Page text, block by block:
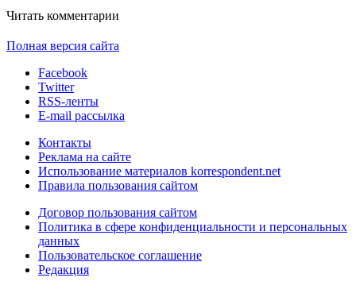
Читать комментарии
Полная версия сайта
Facebook
Twitter
RSS-ленты
E-mail рассылка
Контакты
Реклама на сайте
Использование материалов korrespondent.net
Правила пользования сайтом
Договор пользования сайтом
Политика в сфере конфиденциальности и персональных
данных
Пользовательское соглашение
Редакция